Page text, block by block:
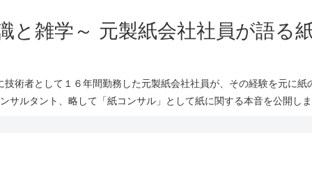
と雑学～ 元製紙会社社員が語る
術者として１６年間勤務した元製紙会社社員が、その経験を元に
サルタント、略して「紙コンサル」として紙に関する本音を公開し